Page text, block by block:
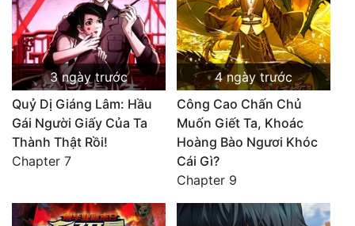
3 ngày trước
Quỷ Dị Giáng Lâm: Hầu
Gái Người Giấy Của Ta
Thành Thật Rồi!
Chapter 7
4 ngày trước
Công Cao Chấn Chủ
Muốn Giết Ta, Khoác
Hoàng Bào Ngươi Khóc
Cái Gì?
Chapter 9